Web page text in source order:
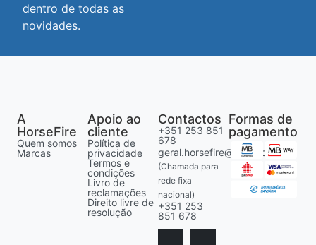
dentro de todas as
novidades.
A
HorseFire
Quem somos
Marcas
Apoio ao
cliente
Política de
privacidade
Termos e
condições
Livro de
reclamações
Direito livre de
resolução
Contactos
+351 253 851
678
geral.horsefire@gmail.com
(Chamada para
rede fixa
nacional)
+351 253
851 678
Formas de
pagamento